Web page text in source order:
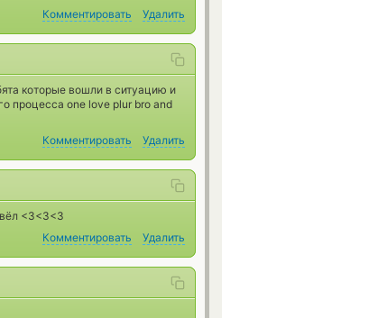
Комментировать
Удалить
которые вошли в ситуацию и
процесса one love plur bro and
Комментировать
Удалить
<3<3<3
Комментировать
Удалить